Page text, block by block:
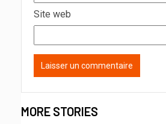
Site web
MORE STORIES